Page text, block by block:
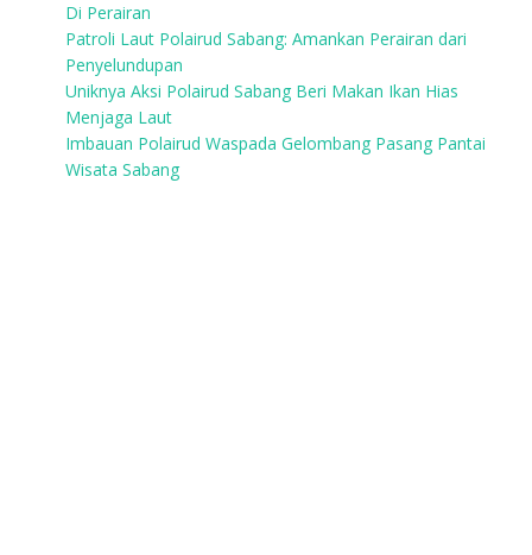
Di Perairan
Patroli Laut Polairud Sabang: Amankan Perairan dari
Penyelundupan
Uniknya Aksi Polairud Sabang Beri Makan Ikan Hias
Menjaga Laut
Imbauan Polairud Waspada Gelombang Pasang Pantai
Wisata Sabang